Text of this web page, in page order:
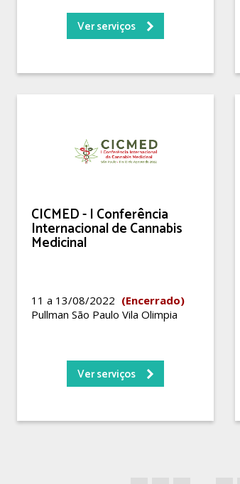
Ver serviços
CICMED - I Conferência
Internacional de Cannabis
Medicinal
11 a 13/08/2022 (Encerrado)
Pullman São Paulo Vila Olimpia
Ver serviços